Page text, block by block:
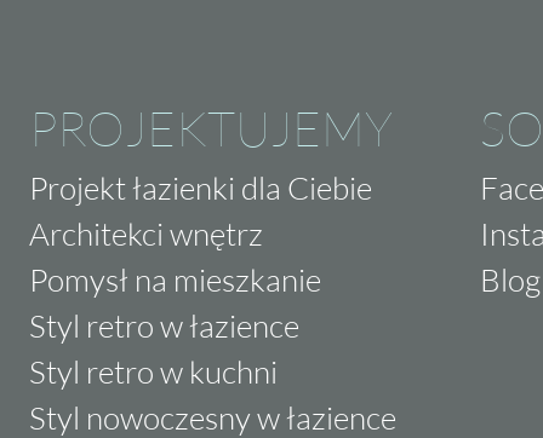
PROJEKTUJEMY
Projekt łazienki dla Ciebie
Architekci wnętrz
Pomysł na mieszkanie
Styl retro w łazience
Styl retro w kuchni
Styl nowoczesny w łazience
Blog